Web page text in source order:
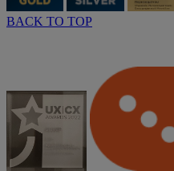
BACK TO TOP